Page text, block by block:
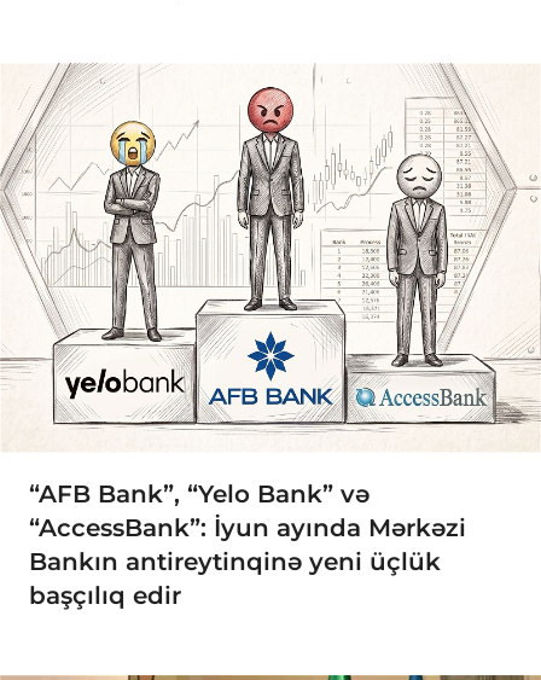
“AFB Bank”, “Yelo Bank” və
“AccessBank”: İyun ayında Mərkəzi
Bankın antireytinqinə yeni üçlük
başçılıq edir